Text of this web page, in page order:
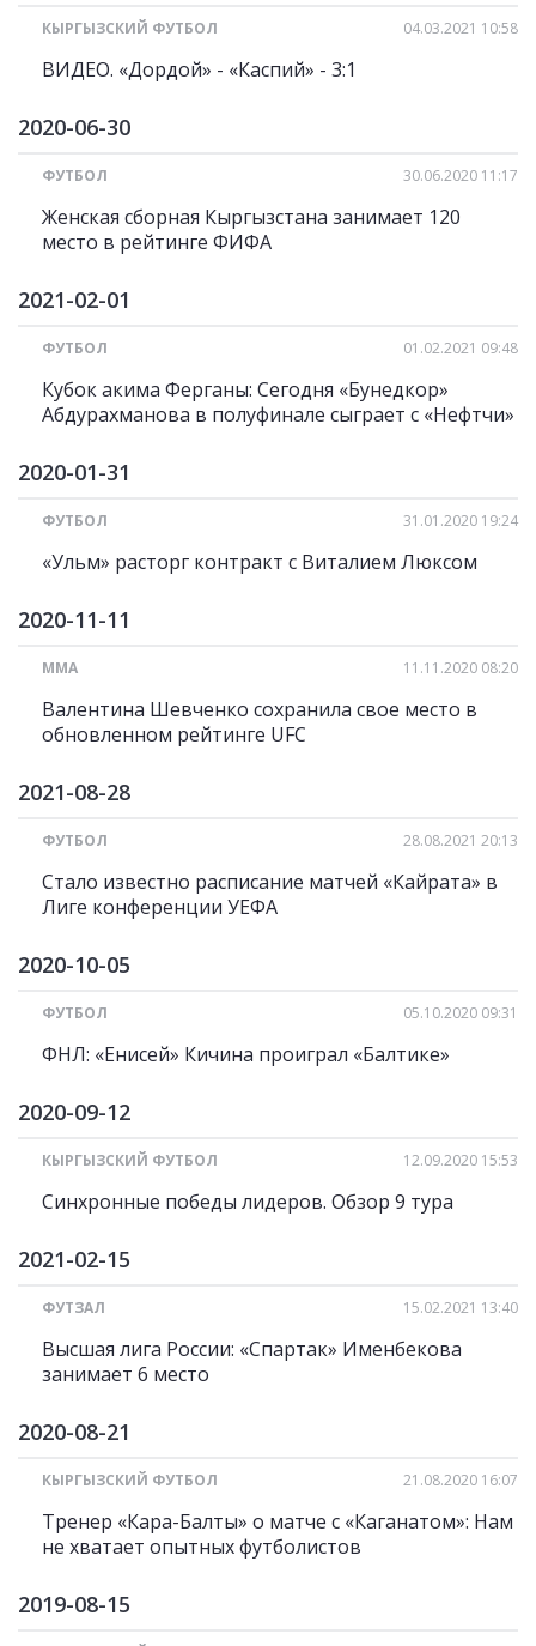
КЫРГЫЗСКИЙ ФУТБОЛ 04.03.2021 10:58
ВИДЕО. «Дордой» - «Каспий» - 3:1
2020-06-30
ФУТБОЛ 30.06.2020 11:17
Женская сборная Кыргызстана занимает 120
место в рейтинге ФИФА
2021-02-01
ФУТБОЛ 01.02.2021 09:48
Кубок акима Ферганы: Сегодня «Бунедкор»
Абдурахманова в полуфинале сыграет с «Нефтчи»
2020-01-31
ФУТБОЛ 31.01.2020 19:24
«Ульм» расторг контракт с Виталием Люксом
2020-11-11
ММА 11.11.2020 08:20
Валентина Шевченко сохранила свое место в
обновленном рейтинге UFC
2021-08-28
ФУТБОЛ 28.08.2021 20:13
Стало известно расписание матчей «Кайрата» в
Лиге конференции УЕФА
2020-10-05
ФУТБОЛ 05.10.2020 09:31
ФНЛ: «Енисей» Кичина проиграл «Балтике»
2020-09-12
КЫРГЫЗСКИЙ ФУТБОЛ 12.09.2020 15:53
Синхронные победы лидеров. Обзор 9 тура
2021-02-15
ФУТЗАЛ 15.02.2021 13:40
Высшая лига России: «Спартак» Именбекова
занимает 6 место
2020-08-21
КЫРГЫЗСКИЙ ФУТБОЛ 21.08.2020 16:07
Тренер «Кара-Балты» о матче с «Каганатом»: Нам
не хватает опытных футболистов
2019-08-15